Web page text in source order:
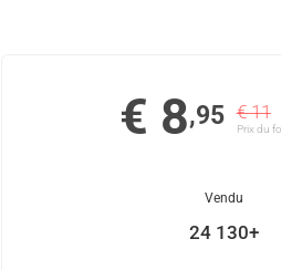
€ 8,95 € 11
Prix ​​du
Vendu
24 130+